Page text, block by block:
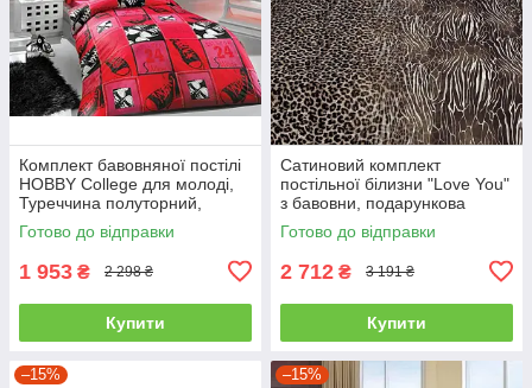
Комплект бавовняної постілі
HOBBY College для молоді,
Туреччина полуторний,
червоний
Готово до відправки
1 953 ₴ 2 298 ₴
Купити
Сатиновий комплект
постільної білизни "Love You"
з бавовни, подарункова
упаковка полуторний
Готово до відправки
2 712 ₴ 3 191 ₴
Купити
–15% –15%